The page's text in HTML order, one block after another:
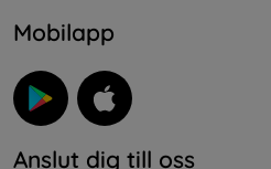
Mobilapp
Anslut dig till oss